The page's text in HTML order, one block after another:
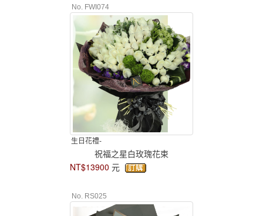
No. FWI074
生日花禮-
祝福之星白玫瑰花束
NT$13900 元
No. RS025